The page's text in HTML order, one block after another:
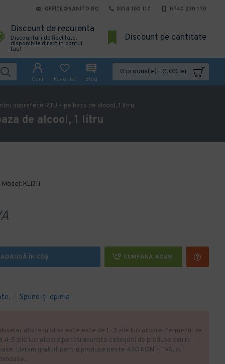
OFFICE@SANITO.RO 0314 100 110 0740 230 170
Discount de recurenta
Discounturi de fidelitate,
disponibile direct in contul
tau!
Discount pe cantitate
Cont Favorite Blog
0 produs(e) - 0,00 lei
suprafete RTU – pe baza de alcool, 1 litru
de alcool, 1 litru
Model: KLI311
- Spune-ţi opinia
ADAUGĂ ÎN COŞ CUMPARA ACUM
aflate in stoc este este de 1- 3 zile lucratoare. Termenul de
4-5 zile lucratoare pentru anumite categorii de produse sau in
Livram gratuit pentru produse peste 490 RON + TVA, cu